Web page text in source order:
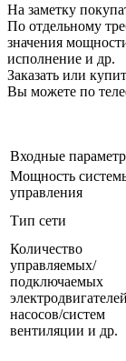
На заметку
По отдельному
значения
исполнение и др.
Заказать или
Вы можете по
Входные
Мощность
управления
Тип сети
Количество
управляемых/
подключаемых
насосов/систем
вентиляции и др.